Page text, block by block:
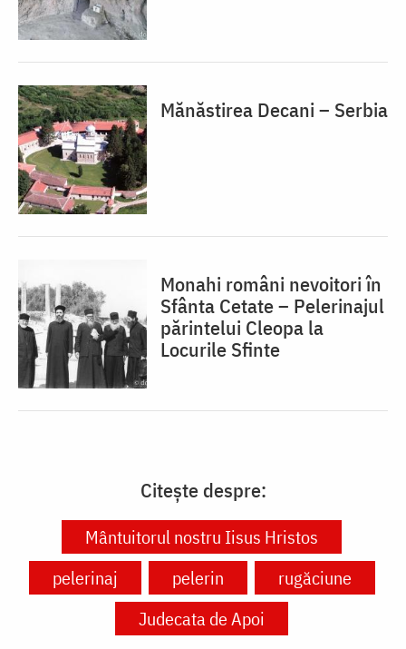
Mănăstirea Decani – Serbia
Monahi români nevoitori în
Sfânta Cetate – Pelerinajul
părintelui Cleopa la
Locurile Sfinte
Citește despre:
Mântuitorul nostru Iisus Hristos
pelerinaj
pelerin
rugăciune
Judecata de Apoi